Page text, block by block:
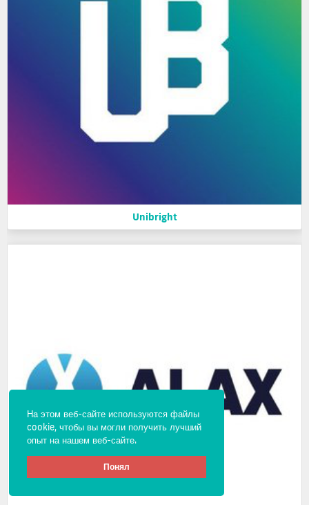
На этом веб-сайте используются файлы
cookie, чтобы вы могли получить лучший
опыт на нашем веб-сайте.
Понял
Unibright